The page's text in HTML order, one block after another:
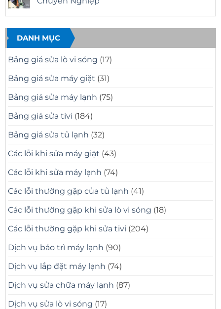
–
Mặt
Báo
Giá
Minh
Bạch
Nhà
11
Tín
–
Có
Mặt
Nhanh,
Sửa
Bệnh
ở
Tivi
Tại
Nhà
Quận
10
Uy
Tín
Mặt
Nhanh
30
Phút
có
luận
ở
Dịch
Vụ
Sửa
Tivi
Tại
Nhà
8
Chuyên
DANH MỤC
Bảng giá sửa lò vi sóng (17)
Bảng giá sửa máy giặt (31)
Bảng giá sửa máy lạnh (75)
Bảng giá sửa tivi (184)
Bảng giá sửa tủ lạnh (32)
Các lỗi khi sửa máy giặt (43)
Các lỗi khi sửa máy lạnh (74)
Các lỗi thường gặp của tủ lạnh (41)
Các lỗi thường gặp khi sửa lò vi sóng (18)
Các lỗi thường gặp khi sửa tivi (204)
Dịch vụ bảo trì máy lạnh (90)
Dịch vụ lắp đặt máy lạnh (74)
Dịch vụ sửa chữa máy lạnh (87)
Dịch vụ sửa lò vi sóng (17)